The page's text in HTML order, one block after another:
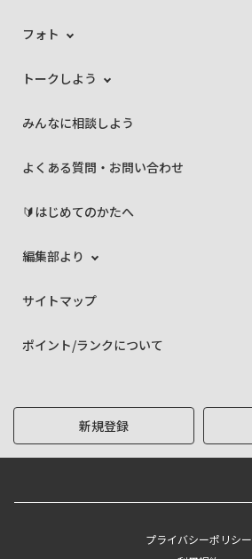
フォト
トークしよう
みんなに相談しよう
よくある質問・お問い合わせ
🔰はじめてのかたへ
編集部より
サイトマップ
ポイント/ランクについて
新規登録
プライバシーポリシー